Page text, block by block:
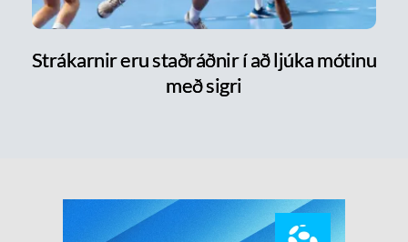
Strákarnir eru staðráðnir í að ljúka mótinu
með sigri